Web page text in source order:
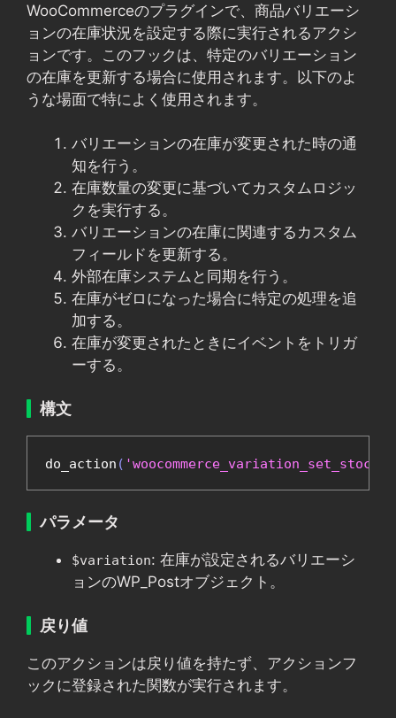
WooCommerceのプラグインで、商品バリエーシ
ョンの在庫状況を設定する際に実行されるアクシ
ョンです。このフックは、特定のバリエーション
の在庫を更新する場合に使用されます。以下のよ
うな場面で特によく使用されます。
バリエーションの在庫が変更された時の通
知を行う。
在庫数量の変更に基づいてカスタムロジッ
クを実行する。
バリエーションの在庫に関連するカスタム
フィールドを更新する。
外部在庫システムと同期を行う。
在庫がゼロになった場合に特定の処理を追
加する。
在庫が変更されたときにイベントをトリガ
ーする。
構文
do_action ( 'woocommerce_variation_set_stock'
パラメータ
$variation: 在庫が設定されるバリエーシ
ョンのWP_Postオブジェクト。
戻り値
このアクションは戻り値を持たず、アクションフ
ックに登録された関数が実行されます。